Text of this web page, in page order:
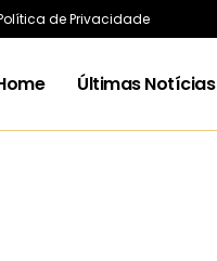
de Privacidade
Últimas Notícias